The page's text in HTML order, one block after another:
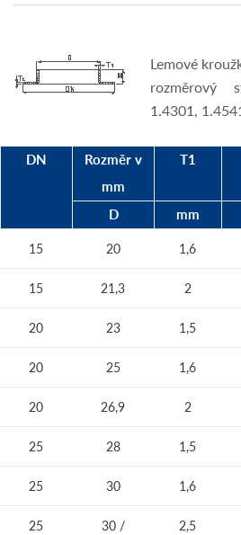
Lemové
rozměrový
1.4301,
DN
Rozměr v
mm
T1
D mm
15 20 1,6
15 21,3 2
20 23 1,5
20 25 1,6
20 26,9 2
25 28 1,5
25 30 1,6
25
30 /
2,5